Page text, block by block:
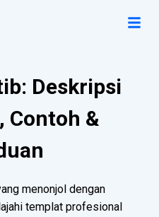
Deskripsi
Contoh &
menonjol dengan
templat profesional